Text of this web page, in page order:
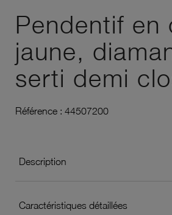
Pendentif en
jaune,
serti demi
Référence : 44507200
Description
Caractéristiques détaillées